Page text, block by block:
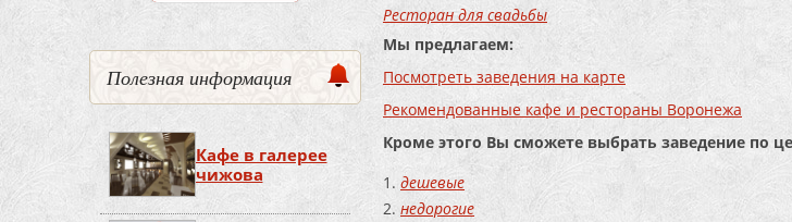
Полезная информация
Кафе в галерее
чижова
Ресторан для свадьбы
Мы предлагаем:
Посмотреть заведения на карте
Рекомендованные кафе и рестораны Воронежа
Кроме этого Вы сможете выбрать заведение по
дешевые
недорогие